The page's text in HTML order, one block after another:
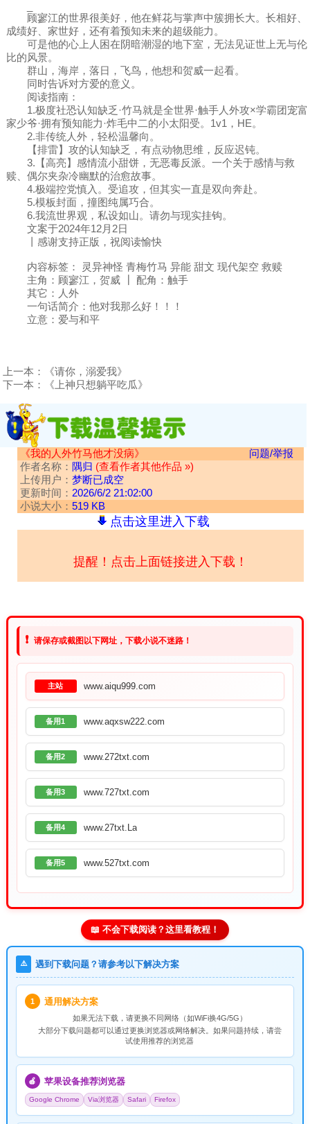
顾寥江的世界很美好，他在鲜花与掌声中簇拥长大。长相好、
成绩好、家世好，还有着预知未来的超级能力。
可是他的心上人困在阴暗潮湿的地下室，无法见证世上无与伦
比的风景。
群山，海岸，落日，飞鸟，他想和贺威一起看。
同时告诉对方爱的意义。
阅读指南：
1.极度社恐认知缺乏·竹马就是全世界·触手人外攻×学霸团宠富
家少爷·拥有预知能力·炸毛中二的小太阳受。1v1，HE。
2.非传统人外，轻松温馨向。
【排雷】攻的认知缺乏，有点动物思维，反应迟钝。
3.【高亮】感情流小甜饼，无恶毒反派。一个关于感情与救
赎、偶尔夹杂冷幽默的治愈故事。
4.极端控党慎入。受追攻，但其实一直是双向奔赴。
5.模板封面，撞图纯属巧合。
6.我流世界观，私设如山。请勿与现实挂钩。
文案于2024年12月2日
丨感谢支持正版，祝阅读愉快
内容标签： 灵异神怪 青梅竹马 异能 甜文 现代架空 救赎
主角：顾寥江，贺威 ┃ 配角：触手
其它：人外
一句话简介：他对我那么好！！！
立意：爱与和平
上一本：
《请你，溺爱我》
下一本：
《上神只想躺平吃瓜》
《我的人外竹马他才没病》
问题/举报
作者名称： 隅归 (查看作者其他作品 »)
上传用户： 梦断已成空
更新时间： 2026/6/2 21:02:00
小说大小： 519 KB
点击这里进入下载
提醒！点击上面链接进入下载！
❗ 请保存或截图以下网址，下载小说不迷路！
主站 www.aiqu999.com
备用1 www.aqxsw222.com
备用2 www.272txt.com
备用3 www.727txt.com
备用4 www.27txt.La
备用5 www.527txt.com
📖 不会下载阅读？这里看教程！
⚠️ 遇到下载问题？请参考以下解决方案
1 通用解决方案
如果无法下载，请更换不同网络（如WiFi换4G/5G）
大部分下载问题都可以通过更换浏览器或网络解决。如果问题持续，请尝
试使用推荐的浏览器
🍎 苹果设备推荐浏览器
Google Chrome Via浏览器 Safari Firefox